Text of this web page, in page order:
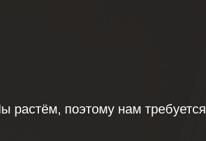
растём, поэтому нам требуется